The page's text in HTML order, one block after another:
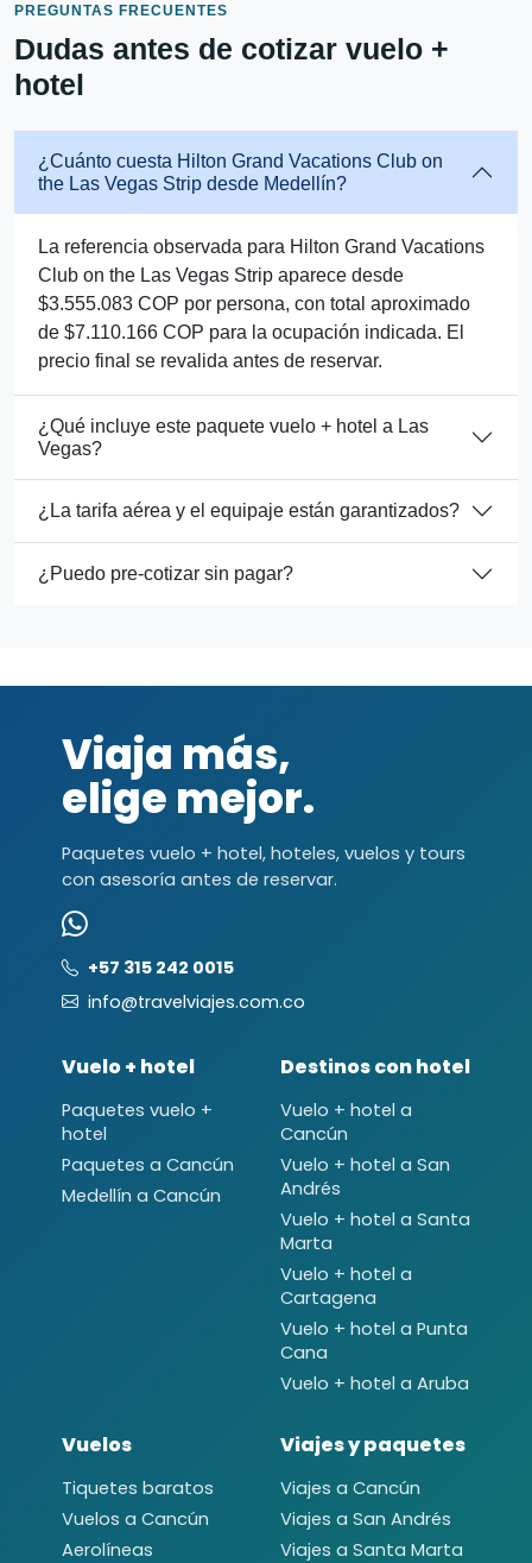
PREGUNTAS FRECUENTES
Dudas antes de cotizar vuelo +
hotel
¿Cuánto cuesta Hilton Grand Vacations Club on
the Las Vegas Strip desde Medellín?
La referencia observada para Hilton Grand Vacations
Club on the Las Vegas Strip aparece desde
$3.555.083 COP por persona, con total aproximado
de $7.110.166 COP para la ocupación indicada. El
precio final se revalida antes de reservar.
¿Qué incluye este paquete vuelo + hotel a Las
Vegas?
¿La tarifa aérea y el equipaje están garantizados?
¿Puedo pre-cotizar sin pagar?
Viaja más,
elige mejor.
Paquetes vuelo + hotel, hoteles, vuelos y tours
con asesoría antes de reservar.
+57 315 242 0015
info@travelviajes.com.co
Vuelo + hotel
Paquetes vuelo +
hotel
Paquetes a Cancún
Medellín a Cancún
Destinos con hotel
Vuelo + hotel a
Cancún
Vuelo + hotel a San
Andrés
Vuelo + hotel a Santa
Marta
Vuelo + hotel a
Cartagena
Vuelo + hotel a Punta
Cana
Vuelo + hotel a Aruba
Vuelos
Tiquetes baratos
Vuelos a Cancún
Aerolíneas
Viajes y paquetes
Viajes a Cancún
Viajes a San Andrés
Viajes a Santa Marta